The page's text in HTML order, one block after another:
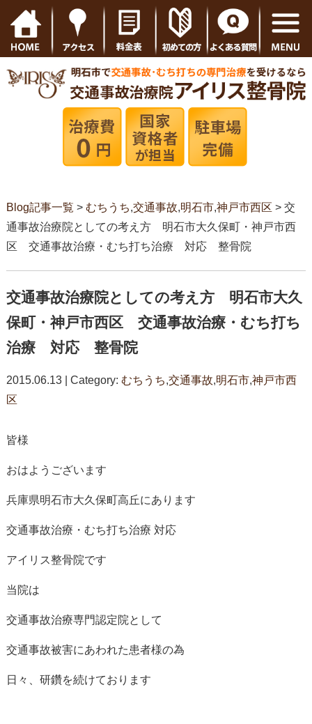
Blog記事一覧 > むちうち,交通事故,明石市,神戸市西区 > 交
通事故治療院としての考え方 明石市大久保町・神戸市西
区 交通事故治療・むち打ち治療 対応 整骨院
交通事故治療院としての考え方 明石市大久
保町・神戸市西区 交通事故治療・むち打ち
治療 対応 整骨院
2015.06.13 | Category: むちうち,交通事故,明石市,神戸市西
区
皆様
おはようございます
兵庫県明石市大久保町高丘にあります
交通事故治療・むち打ち治療 対応
アイリス整骨院です
当院は
交通事故治療専門認定院として
交通事故被害にあわれた患者様の為
日々、研鑽を続けております